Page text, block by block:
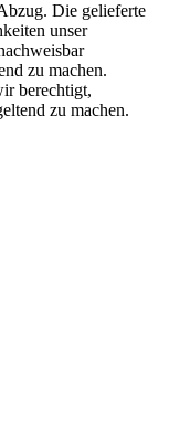
Die gelieferte
unser
zu machen.
berechtigt,
zu machen.